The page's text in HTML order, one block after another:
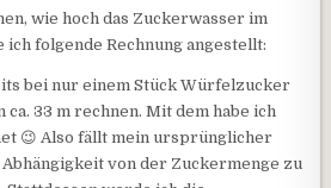
wie hoch das Zuckerwasser im
ich folgende Rechnung angestellt:
bei nur einem Stück Würfelzucker
33 m rechnen. Mit dem habe ich
😉 Also fällt mein ursprünglicher
Abhängigkeit von der Zuckermenge zu